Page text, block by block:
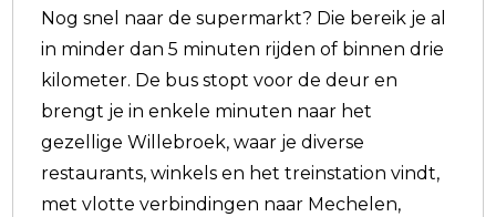
Nog snel naar de supermarkt? Die bereik je al
in minder dan 5 minuten rijden of binnen drie
kilometer. De bus stopt voor de deur en
brengt je in enkele minuten naar het
gezellige Willebroek, waar je diverse
restaurants, winkels en het treinstation vindt,
met vlotte verbindingen naar Mechelen,